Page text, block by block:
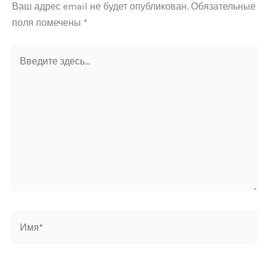
Ваш адрес email не будет опубликован. Обязательные
поля помечены *
здесь...